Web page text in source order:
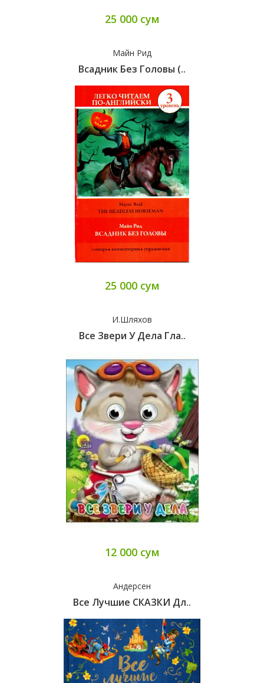
25 000 сум
Майн Рид
Всадник Без Головы (..
25 000 сум
И.Шляхов
Все Звери У Дела Гла..
12 000 сум
Андерсен
Все Лучшие СКАЗКИ Дл..